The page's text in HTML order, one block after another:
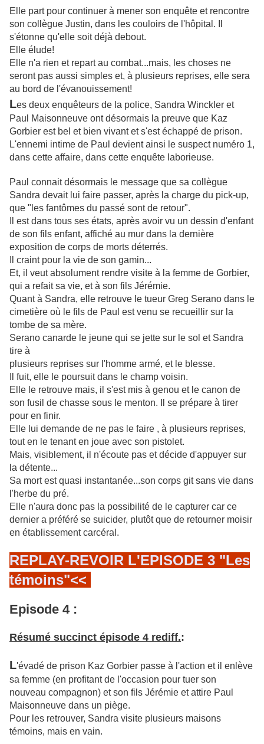
Elle part pour continuer à mener son enquête et rencontre
son collègue Justin, dans les couloirs de l'hôpital. Il
s'étonne qu'elle soit déjà debout.
Elle élude!
Elle n'a rien et repart au combat...mais, les choses ne
seront pas aussi simples et, à plusieurs reprises, elle sera
au bord de l'évanouissement!
Les deux enquêteurs de la police, Sandra Winckler et
Paul Maisonneuve ont désormais la preuve que Kaz
Gorbier est bel et bien vivant et s'est échappé de prison.
L'ennemi intime de Paul devient ainsi le suspect numéro 1,
dans cette affaire, dans cette enquête laborieuse.
Paul connait désormais le message que sa collègue
Sandra devait lui faire passer, après la charge du pick-up,
que "les fantômes du passé sont de retour".
Il est dans tous ses états, après avoir vu un dessin d'enfant
de son fils enfant, affiché au mur dans la dernière
exposition de corps de morts déterrés.
Il craint pour la vie de son gamin...
Et, il veut absolument rendre visite à la femme de Gorbier,
qui a refait sa vie, et à son fils Jérémie.
Quant à Sandra, elle retrouve le tueur Greg Serano dans le
cimetière où le fils de Paul est venu se recueillir sur la
tombe de sa mère.
Serano canarde le jeune qui se jette sur le sol et Sandra
tire à
plusieurs reprises sur l'homme armé, et le blesse.
Il fuit, elle le poursuit dans le champ voisin.
Elle le retrouve mais, il s'est mis à genou et le canon de
son fusil de chasse sous le menton. Il se prépare à tirer
pour en finir.
Elle lui demande de ne pas le faire , à plusieurs reprises,
tout en le tenant en joue avec son pistolet.
Mais, visiblement, il n'écoute pas et décide d'appuyer sur
la détente...
Sa mort est quasi instantanée...son corps git sans vie dans
l'herbe du pré.
Elle n'aura donc pas la possibilité de le capturer car ce
dernier a préféré se suicider, plutôt que de retourner moisir
en établissement carcéral.
REPLAY-REVOIR L'EPISODE 3 "Les
témoins"<<
Episode 4 :
Résumé succinct épisode 4 rediff.:
L'évadé de prison Kaz Gorbier passe à l'action et il enlève
sa femme (en profitant de l'occasion pour tuer son
nouveau compagnon) et son fils Jérémie et attire Paul
Maisonneuve dans un piège.
Pour les retrouver, Sandra visite plusieurs maisons
témoins, mais en vain.